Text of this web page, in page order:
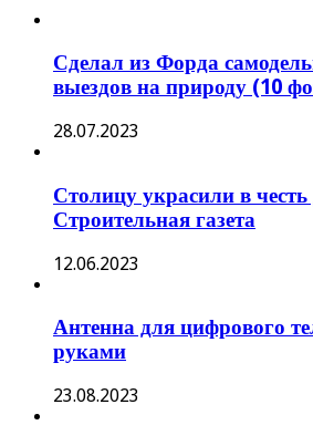
Сделал из Форда
выездов на природу (10
28.07.2023
Столицу украсили в
Строительная газета
12.06.2023
Антенна для цифрового
руками
23.08.2023